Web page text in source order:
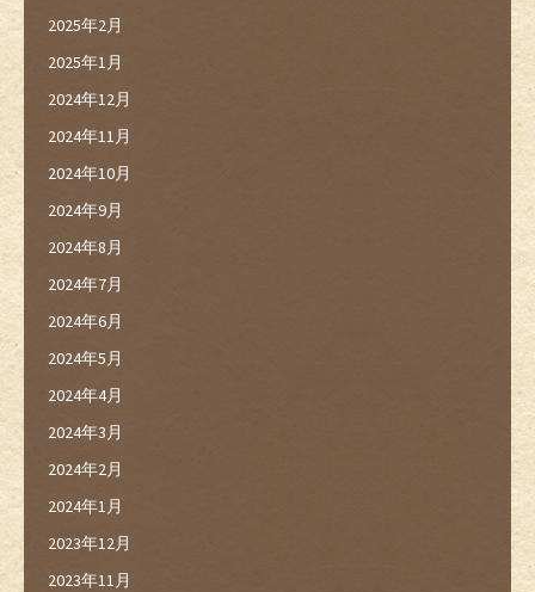
2025年2月
2025年1月
2024年12月
2024年11月
2024年10月
2024年9月
2024年8月
2024年7月
2024年6月
2024年5月
2024年4月
2024年3月
2024年2月
2024年1月
2023年12月
2023年11月